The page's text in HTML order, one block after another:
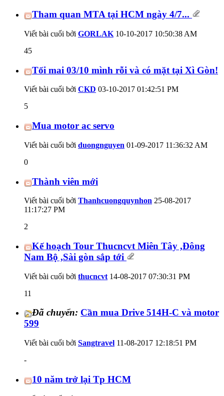
Tham quan MTA tại HCM ngày 4/7...
Viết bài cuối bởi GORLAK 10-10-2017 10:50:38 AM
45
Tối mai 03/10 mình rỗi và có mặt tại Xì Gòn!
Viết bài cuối bởi CKD 03-10-2017 01:42:51 PM
5
Mua motor ac servo
Viết bài cuối bởi duongnguyen 01-09-2017 11:36:32 AM
0
Thành viên mới
Viết bài cuối bởi Thanhcuongquynhon 25-08-2017
11:17:27 PM
2
Kế hoạch Tour Thucncvt Miên Tây ,Đông
Nam Bộ ,Sài gòn sắp tới
Viết bài cuối bởi thucncvt 14-08-2017 07:30:31 PM
11
Đã chuyển: Cần mua Drive 514H-C và motor
599
Viết bài cuối bởi Sangtravel 11-08-2017 12:18:51 PM
-
10 năm trở lại Tp HCM